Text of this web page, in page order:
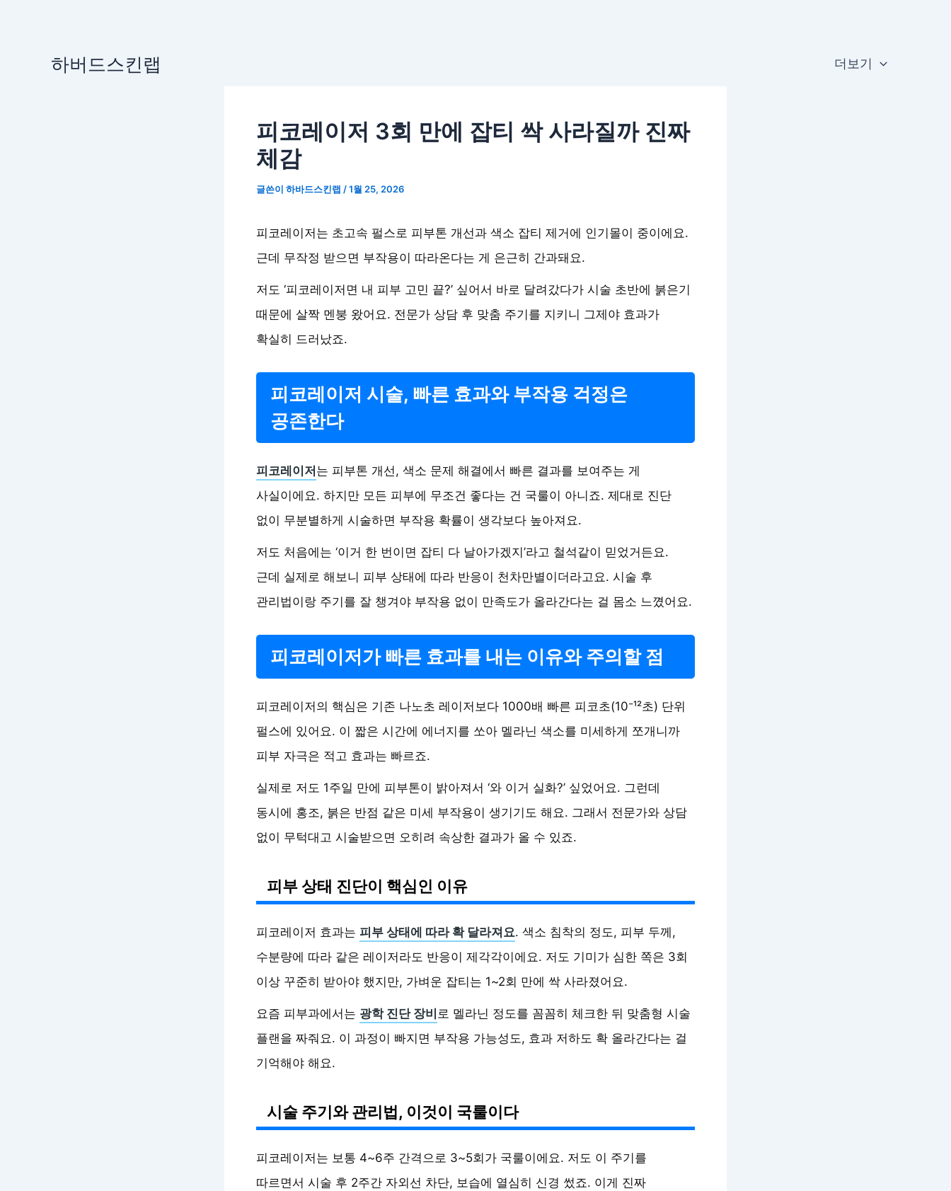
하버드스킨랩 더보기
피코레이저 3회 만에 잡티 싹 사라질까 진짜
체감
글쓴이 하바드스킨랩 /1월 25, 2026
피코레이저는 초고속 펄스로 피부톤 개선과 색소 잡티 제거에 인기몰이 중이에요.
근데 무작정 받으면 부작용이 따라온다는 게 은근히 간과돼요.
저도 ‘피코레이저면 내 피부 고민 끝?’ 싶어서 바로 달려갔다가 시술 초반에 붉은기
때문에 살짝 멘붕 왔어요. 전문가 상담 후 맞춤 주기를 지키니 그제야 효과가
확실히 드러났죠.
피코레이저 시술, 빠른 효과와 부작용 걱정은
공존한다
피코레이저 는 피부톤 개선, 색소 문제 해결에서 빠른 결과를 보여주는 게
사실이에요. 하지만 모든 피부에 무조건 좋다는 건 국룰이 아니죠. 제대로 진단
없이 무분별하게 시술하면 부작용 확률이 생각보다 높아져요.
저도 처음에는 ‘이거 한 번이면 잡티 다 날아가겠지’라고 철석같이 믿었거든요.
근데 실제로 해보니 피부 상태에 따라 반응이 천차만별이더라고요. 시술 후
관리법이랑 주기를 잘 챙겨야 부작용 없이 만족도가 올라간다는 걸 몸소 느꼈어요.
피코레이저가 빠른 효과를 내는 이유와 주의할 점
피코레이저의 핵심은 기존 나노초 레이저보다 1000배 빠른 피코초(10⁻¹²초) 단위
펄스에 있어요. 이 짧은 시간에 에너지를 쏘아 멜라닌 색소를 미세하게 쪼개니까
피부 자극은 적고 효과는 빠르죠.
실제로 저도 1주일 만에 피부톤이 밝아져서 ‘와 이거 실화?’ 싶었어요. 그런데
동시에 홍조, 붉은 반점 같은 미세 부작용이 생기기도 해요. 그래서 전문가와 상담
없이 무턱대고 시술받으면 오히려 속상한 결과가 올 수 있죠.
피부 상태 진단이 핵심인 이유
피코레이저 효과는 피부 상태에 따라 확 달라져요. 색소 침착의 정도, 피부 두께,
수분량에 따라 같은 레이저라도 반응이 제각각이에요. 저도 기미가 심한 쪽은 3회
이상 꾸준히 받아야 했지만, 가벼운 잡티는 1~2회 만에 싹 사라졌어요.
요즘 피부과에서는 광학 진단 장비 로 멜라닌 정도를 꼼꼼히 체크한 뒤 맞춤형 시술
플랜을 짜줘요. 이 과정이 빠지면 부작용 가능성도, 효과 저하도 확 올라간다는 걸
기억해야 해요.
시술 주기와 관리법, 이것이 국룰이다
피코레이저는 보통 4~6주 간격으로 3~5회가 국룰이에요. 저도 이 주기를
따르면서 시술 후 2주간 자외선 차단, 보습에 열심히 신경 썼죠. 이게 진짜